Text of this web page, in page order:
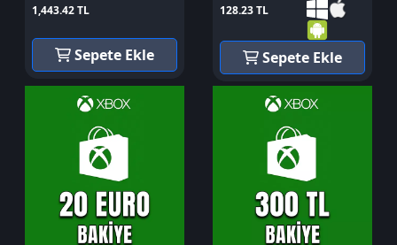
1,443.42 TL
Sepete Ekle
128.23 TL
Sepete Ekle